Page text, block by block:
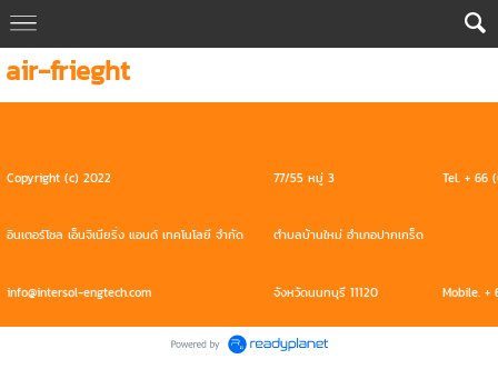
air-frieght
Copyright (c) 2022 77/55 หมู่ 3 Tel. + 66
อินเตอร์โซล เอ็นจิเนียริ่ง แอนด์ เทคโนโลยี จํากัด ตำบลบ้านใหม่ อำเภอปากเกร็ด
info@intersol-engtech.com จังหวัดนนทบุรี 11120 Mobile. +